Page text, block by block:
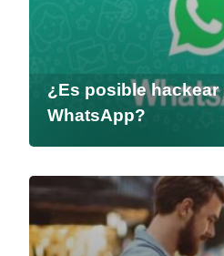
¿Es posible hackear
WhatsApp?